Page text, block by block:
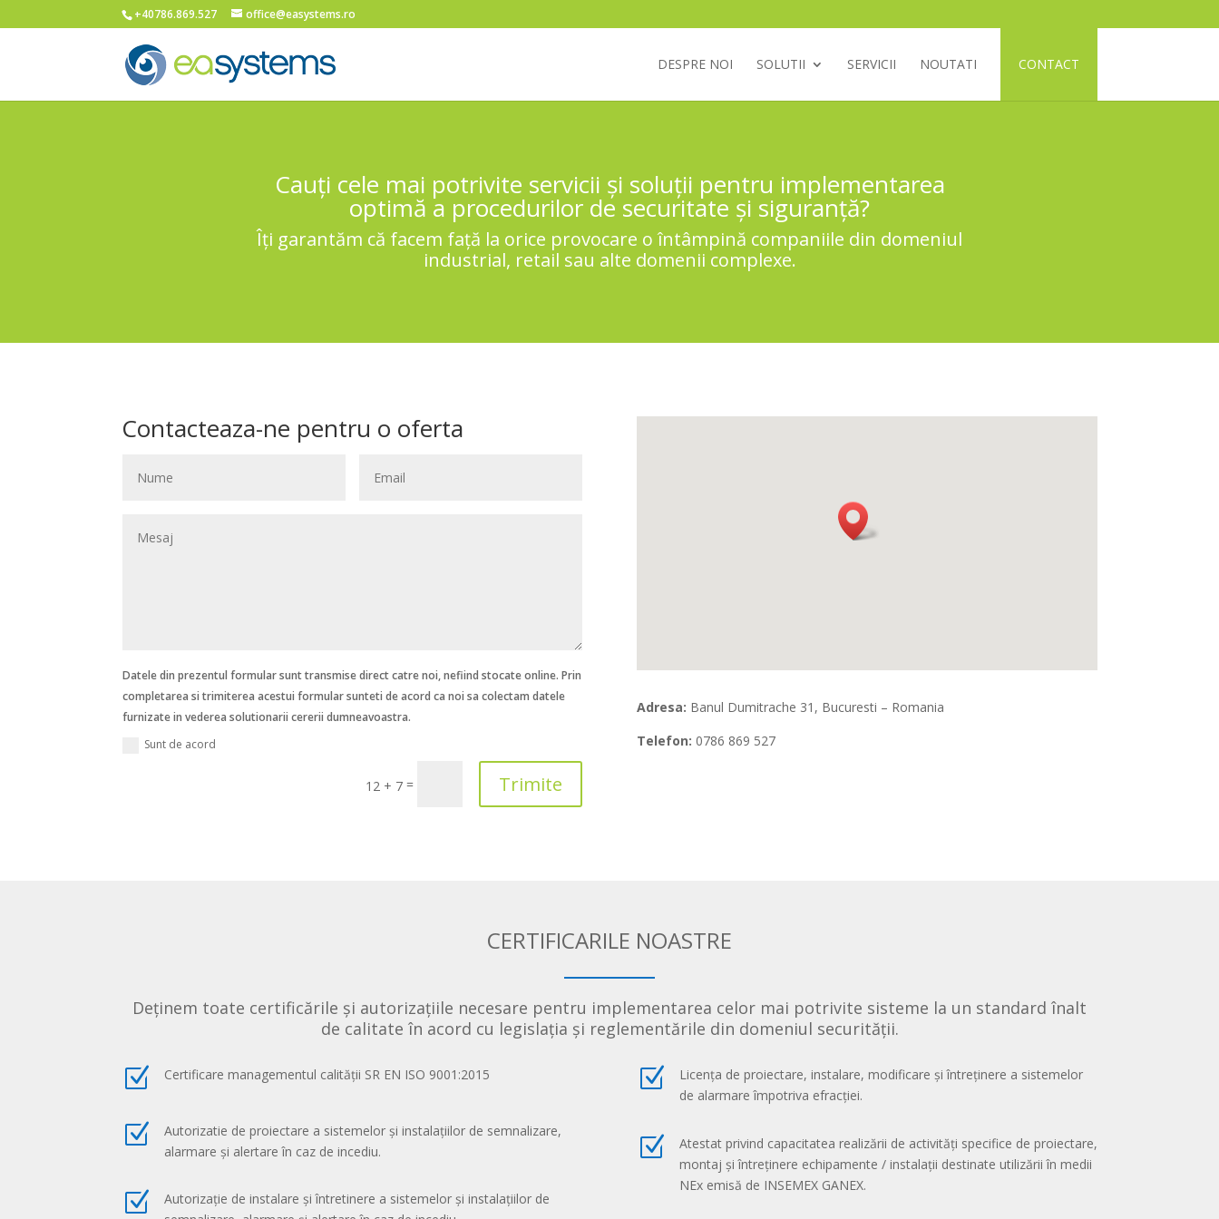
+40786.869.527 office@easystems.ro
DESPRE NOI SOLUTII SERVICII NOUTATI CONTACT
Cauți cele mai potrivite servicii și soluții pentru implementarea
optimă a procedurilor de securitate și siguranță?
Îți garantăm că facem față la orice provocare o întâmpină companiile din domeniul
industrial, retail sau alte domenii complexe.
Contacteaza-ne pentru o oferta
Datele din prezentul formular sunt transmise direct catre noi, nefiind stocate online. Prin
completarea si trimiterea acestui formular sunteti de acord ca noi sa colectam datele
furnizate in vederea solutionarii cererii dumneavoastra.
Sunt de acord
12 + 7 = Trimite
Adresa: Banul Dumitrache 31, Bucuresti – Romania
Telefon: 0786 869 527
CERTIFICARILE NOASTRE
Deținem toate certificările și autorizațiile necesare pentru implementarea celor mai potrivite sisteme la un standard înalt
de calitate în acord cu legislația și reglementările din domeniul securității.
Z Certificare managementul calității SR EN ISO 9001:2015
Z
Autorizatie de proiectare a sistemelor și instalațiilor de semnalizare,
alarmare și alertare în caz de incediu.
Z
Autorizație de instalare și întretinere a sistemelor și instalațiilor de
Z
Licența de proiectare, instalare, modificare și întreținere a sistemelor
de alarmare împotriva efracției.
Z
Atestat privind capacitatea realizării de activități specifice de proiectare,
montaj și întreținere echipamente / instalații destinate utilizării în medii
NEx emisă de INSEMEX GANEX.